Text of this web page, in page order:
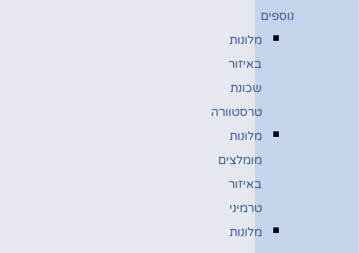
נוספים
מלונות
באיזור
שכונת
טרסטוורה
מלונות
מומלצים
באיזור
טרמיני
מלונות